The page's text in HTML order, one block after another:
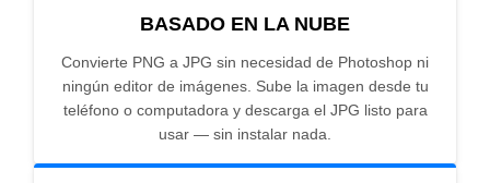
BASADO EN LA NUBE
Convierte PNG a JPG sin necesidad de Photoshop ni
ningún editor de imágenes. Sube la imagen desde tu
teléfono o computadora y descarga el JPG listo para
usar — sin instalar nada.